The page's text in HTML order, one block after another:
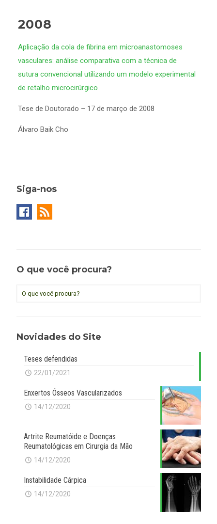
2008
Aplicação da cola de fibrina em microanastomoses
vasculares: análise comparativa com a técnica de
sutura convencional utilizando um modelo experimental
de retalho microcirúrgico
Tese de Doutorado – 17 de março de 2008
Álvaro Baik Cho
Siga-nos
O que você procura?
Novidades do Site
Teses defendidas
22/01/2021
Enxertos Ósseos Vascularizados
14/12/2020
Artrite Reumatóide e Doenças
Reumatológicas em Cirurgia da Mão
14/12/2020
Instabilidade Cárpica
14/12/2020